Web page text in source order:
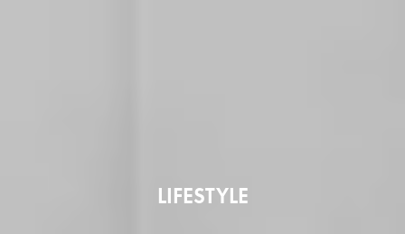
LIFESTYLE